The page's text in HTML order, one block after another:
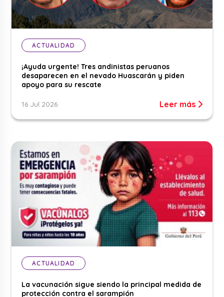
ACTUALIDAD
¡Ayuda urgente! Tres andinistas peruanos
desaparecen en el nevado Huascarán y piden
apoyo para su rescate
16 Jul 2026 Leer más
ACTUALIDAD
La vacunación sigue siendo la principal medida de
protección contra el sarampión